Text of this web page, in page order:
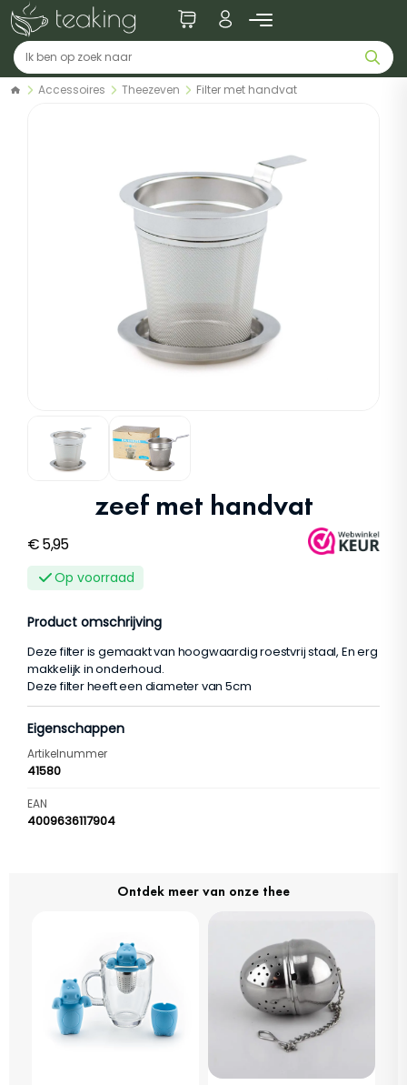
Accessoires Theezeven Filter met handvat
zeef met handvat
€5,95
Op voorraad
Product omschrijving
Deze filter is gemaakt van hoogwaardig roestvrij staal, En erg
makkelijk in onderhoud.
Deze filter heeft een diameter van 5cm
Eigenschappen
Artikelnummer
41580
EAN
4009636117904
Ontdek meer van onze thee